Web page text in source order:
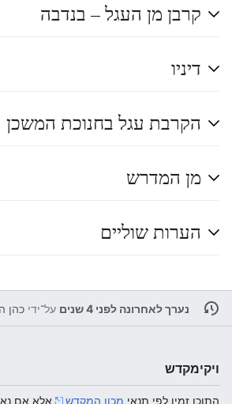
קרבן מן העגל – בנדבה
דיניו
הקרבת עגל בחנוכת המשכן
מן המדרש
הערות שוליים
נערך לאחרונה לפני 4 שנים על־ידיכהן
ויקימקדש
התוכן זמין לפי תנאי מכון המקדש אלא אם